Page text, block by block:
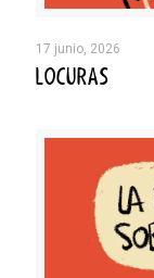
17 junio, 2026
LOCURAS